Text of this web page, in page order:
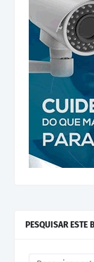
PESQUISAR ESTE